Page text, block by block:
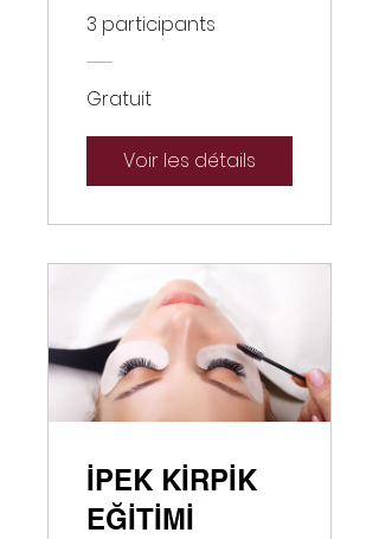
3 participants
Gratuit
Voir les détails
İPEK KİRPİK
EĞİTİMİ